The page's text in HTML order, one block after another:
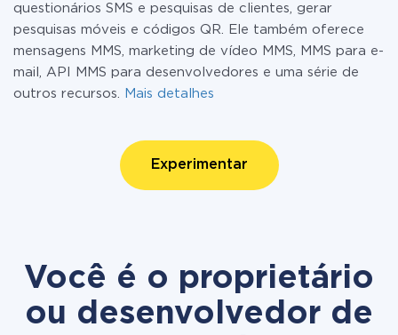
questionários SMS e pesquisas de clientes, gerar
pesquisas móveis e códigos QR. Ele também oferece
mensagens MMS, marketing de vídeo MMS, MMS para e-
mail, API MMS para desenvolvedores e uma série de
outros recursos.
Mais detalhes
Experimentar
Você é o proprietário
ou desenvolvedor de